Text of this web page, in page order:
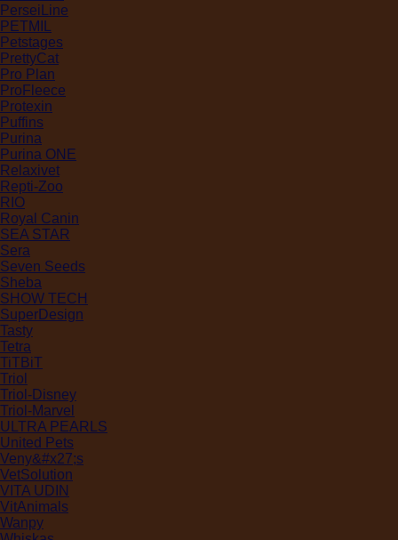
PerseiLine
PETMIL
Petstages
PrettyCat
Pro Plan
ProFleece
Protexin
Puffins
Purina
Purina ONE
Relaxivet
Repti-Zoo
RIO
Royal Canin
SEA STAR
Sera
Seven Seeds
Sheba
SHOW TECH
SuperDesign
Tasty
Tetra
TiTBiT
Triol
Triol-Disney
Triol-Marvel
ULTRA PEARLS
United Pets
Veny&#x27;s
VetSolution
VITA UDIN
VitAnimals
Wanpy